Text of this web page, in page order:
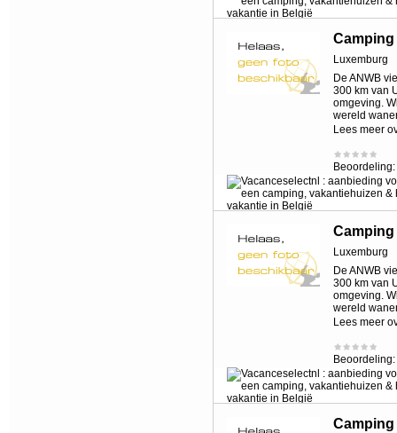
Luxemburg
De ANWB
300 km van
omgeving.
wereld
Lees meer
Beoordeling:
Luxemburg
De ANWB
300 km van
omgeving.
wereld
Lees meer
Beoordeling: